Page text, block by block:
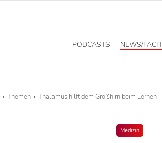
PODCASTS NEWS/
Themen Thalamus hilft dem Großhirn beim Lernen
Medizin